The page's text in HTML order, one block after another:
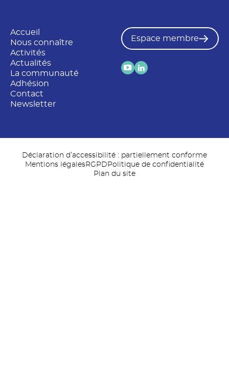
Accueil
Nous connaître
Activités
Actualités
La communauté
Adhésion
Contact
Newsletter
Espace membre
Déclaration d’accessibilité : partiellement conforme
Mentions légalesRGPD Politique de confidentialité
Plan du site